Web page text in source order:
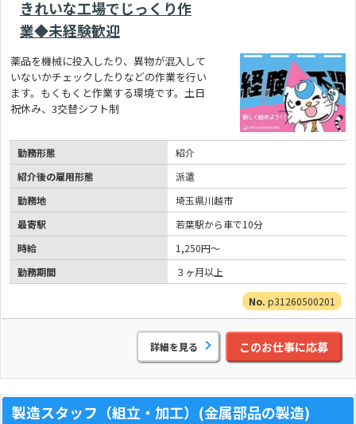
きれいな工場でじっくり作
業◆未経験歓迎
薬品を機械に投入したり、異物が混入して
いないかチェックしたりなどの作業を行い
ます。もくもくと作業する環境です。土日
祝休み、3交替シフト制
勤務形態
紹介
紹介後の雇用形態
派遣
勤務地
埼玉県川越市
最寄駅
若葉駅から車で10分
時給
1,250円～
勤務期間
３ヶ月以上
p31260500201
詳細を見る このお仕事に応募
製造スタッフ（組立・加工）(金属部品の製造)